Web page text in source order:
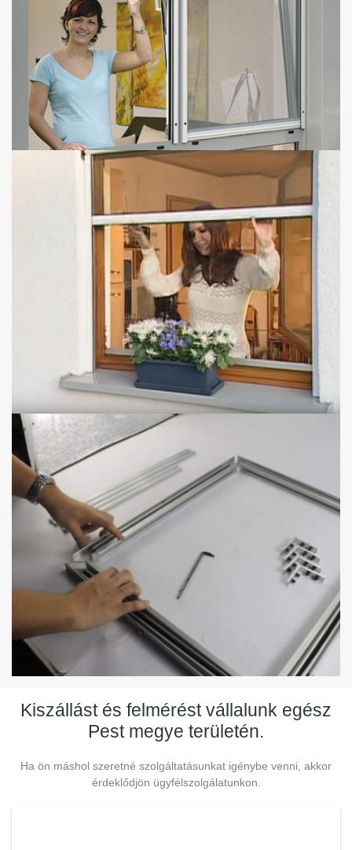
Kiszállást és felmérést vállalunk egész
Pest megye területén.
Ha ön máshol szeretné szolgáltatásunkat igénybe venni, akkor
érdeklődjön ügyfélszolgálatunkon.